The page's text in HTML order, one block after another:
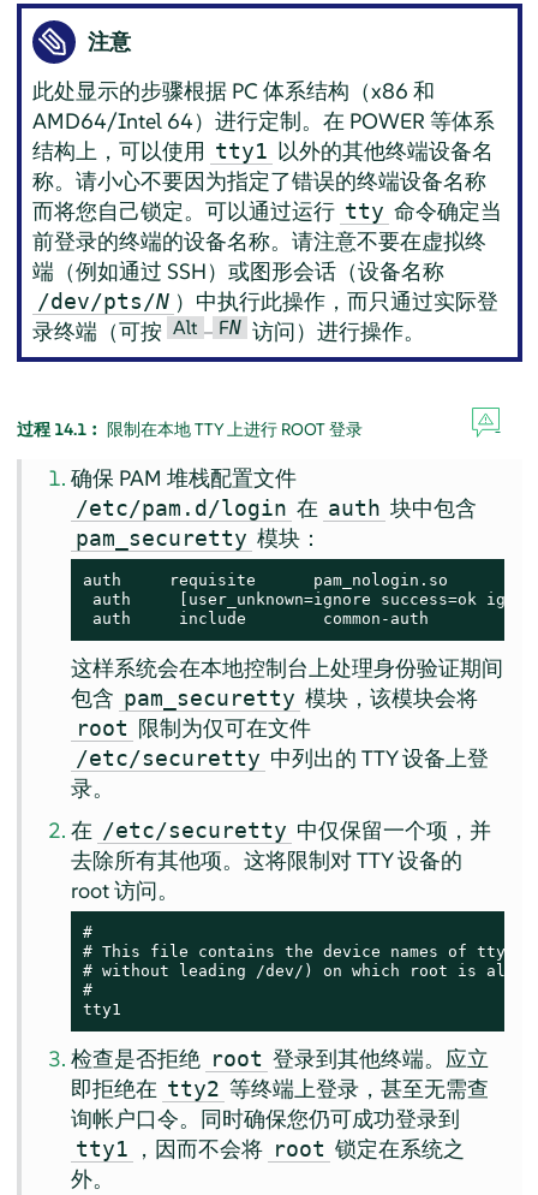
注意
此处显示的步骤根据 PC 体系结构（x86 和
AMD64/Intel 64）进行定制。在 POWER 等体系
结构上，可以使用 tty1 以外的其他终端设备名
称。请小心不要因为指定了错误的终端设备名称
而将您自己锁定。可以通过运行 tty 命令确定当
前登录的终端的设备名称。请注意不要在虚拟终
端（例如通过 SSH）或图形会话（设备名称
/dev/pts/N ）中执行此操作，而只通过实际登
录终端（可按 Alt – FN 访问）进行操作。
过程 14.1︰ 限制在本地 TTY 上进行 ROOT 登录
确保 PAM 堆栈配置文件
/etc/pam.d/login 在 auth 块中包含
pam_securetty 模块：
auth     requisite      pam_nologin.so
auth     [user_unknown=ignore success=ok
auth     include        common-auth
这样系统会在本地控制台上处理身份验证期间
包含 pam_securetty 模块，该模块会将
root 限制为仅可在文件
/etc/securetty 中列出的 TTY 设备上登
录。
在 /etc/securetty 中仅保留一个项，并
去除所有其他项。这将限制对 TTY 设备的
root 访问。
#
# This file contains the device names of tty
# without leading /dev/) on which root is
#
tty1
检查是否拒绝 root 登录到其他终端。应立
即拒绝在 tty2 等终端上登录，甚至无需查
询帐户口令。同时确保您仍可成功登录到
tty1 ，因而不会将 root 锁定在系统之
外。